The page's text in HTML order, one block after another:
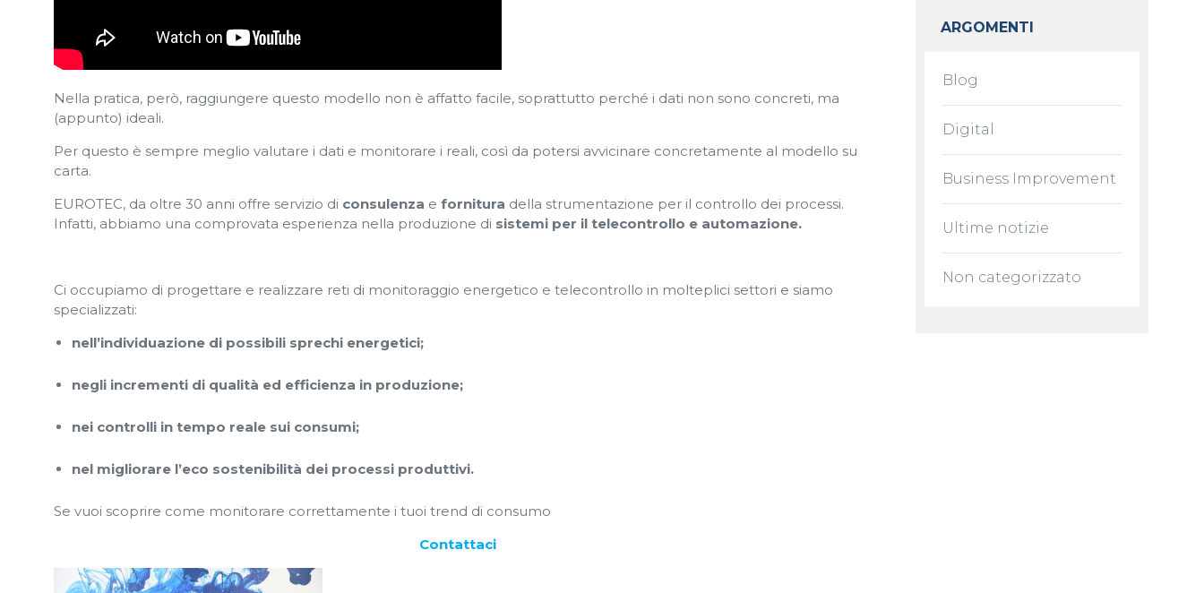
Nella pratica, però, raggiungere questo modello non è affatto facile, soprattutto perché i dati non sono concreti, ma
(appunto) ideali.
Per questo è sempre meglio valutare i dati e monitorare i reali, così da potersi avvicinare concretamente al modello su
carta.
EUROTEC, da oltre 30 anni offre servizio di consulenza e fornitura della strumentazione per il controllo dei processi.
Infatti, abbiamo una comprovata esperienza nella produzione di sistemi per il telecontrollo e automazione.
Ci occupiamo di progettare e realizzare reti di monitoraggio energetico e telecontrollo in molteplici settori e siamo
specializzati:
nell’individuazione di possibili sprechi energetici;
negli incrementi di qualità ed efficienza in produzione;
nei controlli in tempo reale sui consumi;
nel migliorare l’eco sostenibilità dei processi produttivi.
Se vuoi scoprire come monitorare correttamente i tuoi trend di consumo
Contattaci
ARGOMENTI
Blog
Digital
Business Improvement
Ultime notizie
Non categorizzato